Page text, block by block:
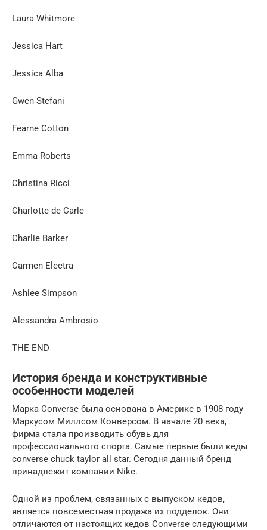
Laura Whitmore
Jessica Hart
Jessica Alba
Gwen Stefani
Fearne Cotton
Emma Roberts
Christina Ricci
Charlotte de Carle
Charlie Barker
Carmen Electra
Ashlee Simpson
Alessandra Ambrosio
THE END
История бренда и конструктивные
особенности моделей
Марка Converse была основана в Америке в 1908 году
Маркусом Миллсом Конверсом. В начале 20 века,
фирма стала производить обувь для
профессионального спорта. Самые первые были кеды
converse chuck taylor all star. Сегодня данный бренд
принадлежит компании Nike.
Одной из проблем, связанных с выпуском кедов,
является повсеместная продажа их подделок. Они
отличаются от настоящих кедов Converse следующими